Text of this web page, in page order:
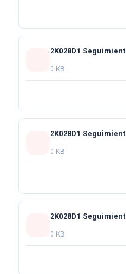
0 KB
0 KB
0 KB